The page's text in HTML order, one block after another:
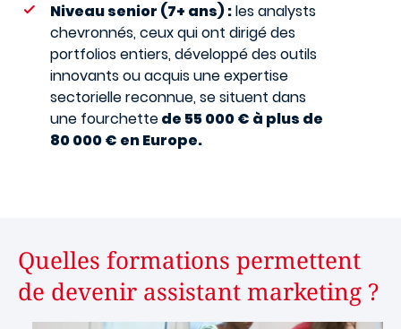
Niveau senior (7+ ans) :les analysts
chevronnés, ceux qui ont dirigé des
portfolios entiers, développé des outils
innovants ou acquis une expertise
sectorielle reconnue, se situent dans
une fourchettede 55 000 € à plus de
80 000 € en Europe.
Quelles formations permettent
de devenir assistant marketing ?